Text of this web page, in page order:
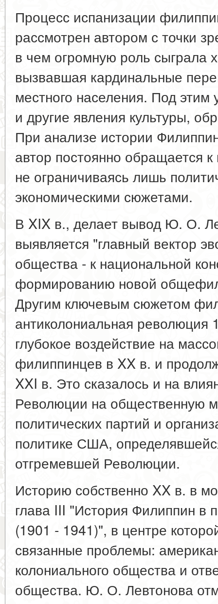
Процесс испанизации
рассмотрен автором с точки
в чем огромную роль сыграла
вызвавшая кардинальные
местного населения. Под
и другие явления культуры,
При анализе истории
автор постоянно обращается
не ограничиваясь лишь
экономическими сюжетами.
В XIX в., делает вывод Ю. О.
выявляется "главный вектор
общества - к национальной
формированию новой
Другим ключевым сюжетом
антиколониальная революция
глубокое воздействие на
филиппинцев в XX в. и
XXI в. Это сказалось и на
Революции на общественную
политических партий и
политике США,
отгремевшей Революции.
Историю собственно XX в. в
глава III "История Филиппин в
(1901 - 1941)", в центре
связанные проблемы:
колониального общества и
общества. Ю. О. Левтонова